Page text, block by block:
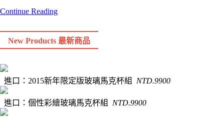
Continue Reading
New Products 最新商品
進口： 2015新年限定版玻璃馬克杯組 NTD.9900
進口： 個性彩繪玻璃馬克杯組 NTD.9900